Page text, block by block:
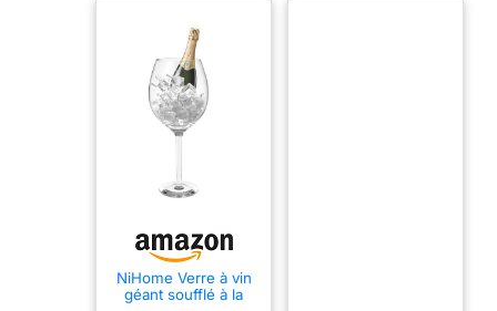
NiHome Verre à vin
géant soufflé à la